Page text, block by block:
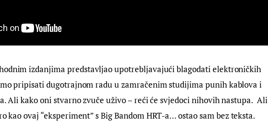
izdanjima predstavljao upotrebljavajući blagodati elektroničkih
pripisati dugotrajnom radu u zamračenim studijima punih kablova i
Ali kako oni stvarno zvuče uživo – reći će svjedoci nihovih nastupa. Ali
kao ovaj “eksperiment” s Big Bandom HRT-a… ostao sam bez teksta.